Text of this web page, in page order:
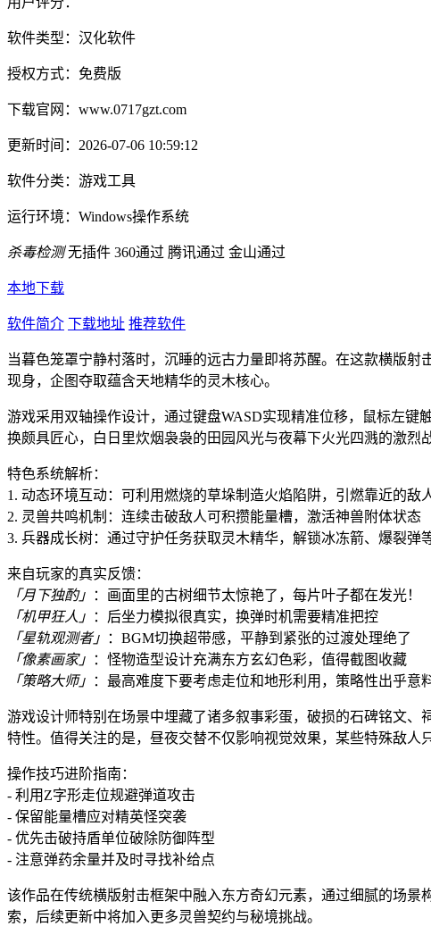
软件类型： 汉化软件
授权方式： 免费版
下载官网： www.0717gzt.com
更新时间： 2026-07-06 10:59:12
软件分类： 游戏工具
运行环境： Windows操作系统
杀毒检测 无插件 360通过 腾讯通过 金山通过
本地下载
软件简介 下载地址 推荐软件
当暮色笼罩宁静村落时，沉睡的远古力量即将苏醒。在这款横版
现身，企图夺取蕴含天地精华的灵木核心。
游戏采用双轴操作设计，通过键盘WASD实现精准位移，鼠标左
换颇具匠心，白日里炊烟袅袅的田园风光与夜幕下火光四溅的激烈
特色系统解析：
1. 动态环境互动：可利用燃烧的草垛制造火焰陷阱，引燃靠近的敌
2. 灵兽共鸣机制：连续击破敌人可积攒能量槽，激活神兽附体状态
3. 兵器成长树：通过守护任务获取灵木精华，解锁冰冻箭、爆裂弹
来自玩家的真实反馈：
「月下独酌」
：画面里的古树细节太惊艳了，每片叶子都在发光！
「机甲狂人」
：后坐力模拟很真实，换弹时机需要精准把控
「星轨观测者」
：BGM切换超带感，平静到紧张的过渡处理绝了
「像素画家」
：怪物造型设计充满东方玄幻色彩，值得截图收藏
「策略大师」
：最高难度下要考虑走位和地形利用，策略性出乎意
游戏设计师特别在场景中埋藏了诸多叙事彩蛋，破损的石碑铭文
特性。值得关注的是，昼夜交替不仅影响视觉效果，某些特殊敌人
操作技巧进阶指南：
- 利用Z字形走位规避弹道攻击
- 保留能量槽应对精英怪突袭
- 优先击破持盾单位破除防御阵型
- 注意弹药余量并及时寻找补给点
该作品在传统横版射击框架中融入东方奇幻元素，通过细腻的场
索，后续更新中将加入更多灵兽契约与秘境挑战。